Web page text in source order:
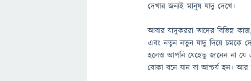
দেখার জন্যই মানুষ যাদু দেখে।
আবার যাদুকররা তাদের বিভিন্ন
এবং নতুন নতুন যাদু দিয়ে চমকে
হলেও আপনি যেহেতু জানেন না
বোকা বনে যান বা আশ্চর্য হন। আর